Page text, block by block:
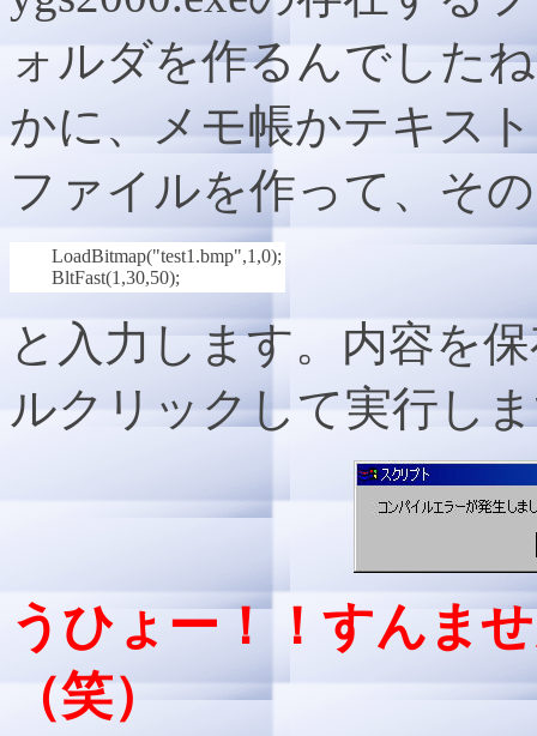
ォルダを作るんでした
かに、メモ帳かテキス
ファイルを作って、そ
LoadBitmap("test1.bmp",1,0);
BltFast(1,30,50);
と入力します。内容を
ルクリックして実行し
うひょー！！すんま
（笑）